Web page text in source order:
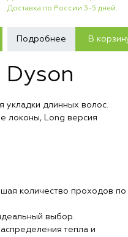
Доставка по России 3-5 дней.
Подробнее В
укладки длинных волос.
локоны, Long версия
количество проходов по
выбор.
тепла и